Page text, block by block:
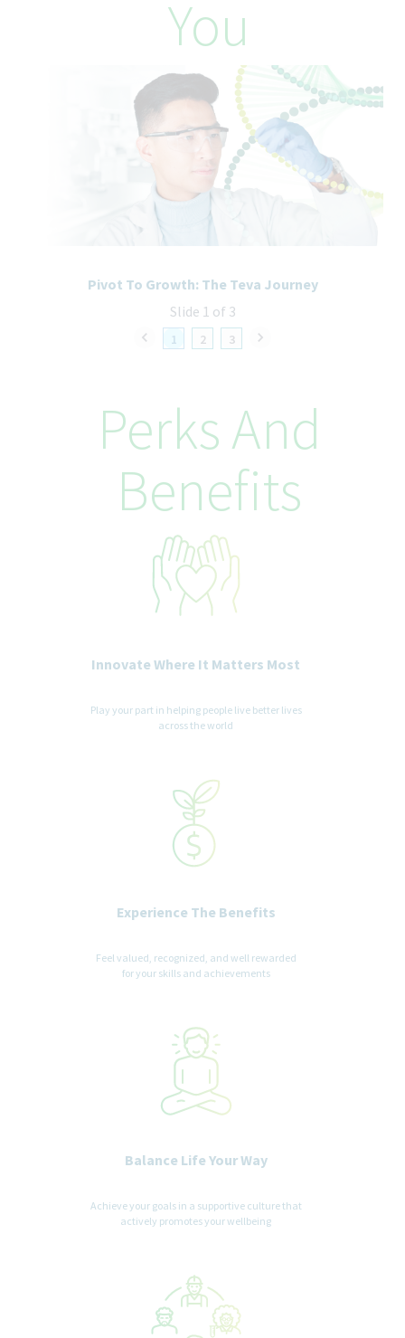
You
1 2 3
Pivot To Growth: The Teva Journey
Slide 1 of 3
Perks And
Benefits
Innovate Where It Matters Most
Play your part in helping people live better lives
across the world
Experience The Benefits
Feel valued, recognized, and well rewarded
for your skills and achievements
Balance Life Your Way
Achieve your goals in a supportive culture that
actively promotes your wellbeing